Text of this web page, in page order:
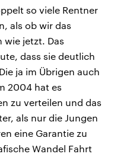
so viele Rentner
als ob wir das
wie jetzt. Das
dass sie deutlich
ja im Übrigen auch
2004 hat es
zu verteilen und das
als nur die Jungen
eine Garantie zu
Wandel Fahrt